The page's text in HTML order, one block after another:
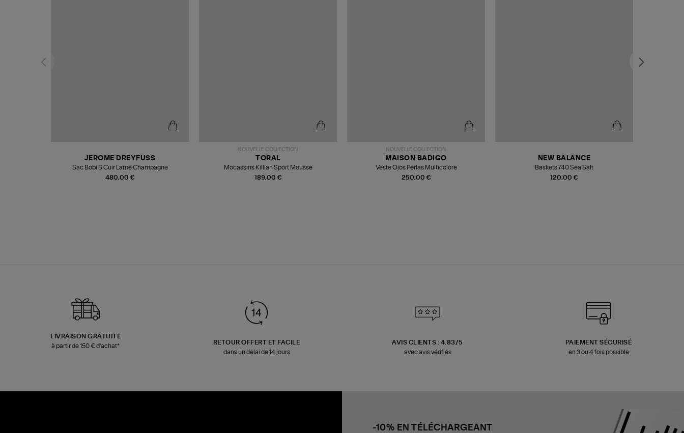
480,00 €
JEROME DREYFUSS
Sac Bobi S Cuir Lamé Champagne
NOUVELLE COLLECTION
189,00 €
TORAL
Mocassins Killian Sport Mousse
NOUVELLE COLLECTION
250,00 €
MAISON BADIGO
Veste Ojos Perlas Multicolore
120,00 €
NEW BALANCE
Baskets 740 Sea Salt
LIVRAISON GRATUITE
à partir de 150 € d'achat*
RETOUR OFFERT ET FACILE
dans un délai de 14 jours
AVIS CLIENTS : 4.83/5
avec avis vérifiés
PAIEMENT SÉCURISÉ
en 3 ou 4 fois possible
-10% EN TÉLÉCHARGEANT